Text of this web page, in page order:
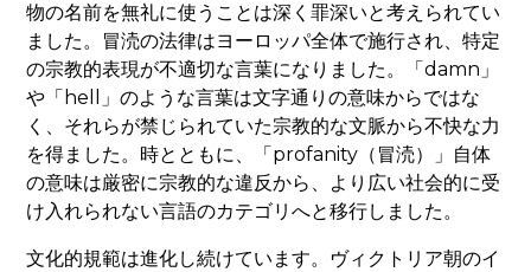
物の名前を無礼に使うことは深く罪深いと考えられてい
ました。冒涜の法律はヨーロッパ全体で施行され、特定
の宗教的表現が不適切な言葉になりました。「damn」
や「hell」のような言葉は文字通りの意味からではな
く、それらが禁じられていた宗教的な文脈から不快な力
を得ました。時とともに、「profanity（冒涜）」自体
の意味は厳密に宗教的な違反から、より広い社会的に受
け入れられない言語のカテゴリへと移行しました。
文化的規範は進化し続けています。ヴィクトリア朝のイ